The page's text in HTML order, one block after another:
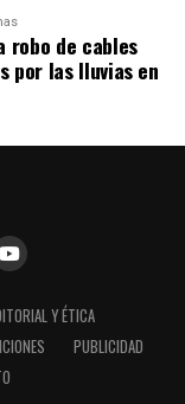
robo de cables
por las lluvias en
Y ÉTICA
PUBLICIDAD